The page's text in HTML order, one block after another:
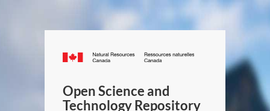
Canada.ca
/
Open Science and
Technology Repository